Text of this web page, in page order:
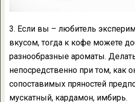
3. Если вы – любитель
вкусом, тогда к кофе можете
разнообразные ароматы.
непосредственно при том, как
сопоставимых пряностей
мускатный, кардамон, имбирь.